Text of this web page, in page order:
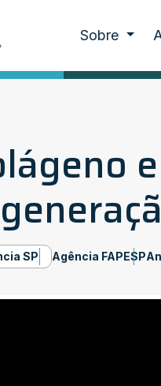
Sobre
SP Agência FAPESP